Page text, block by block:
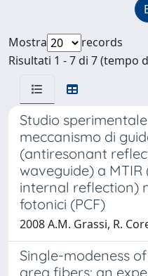
Mostra
records
Risultati 1 - 7 di 7 (tempo
Studio
meccanismo di
(antiresonant
waveguide) a
internal reflection)
fotonici (PCF)
2008 A.M. Grassi, R.
Single-modeness
area fibers: an